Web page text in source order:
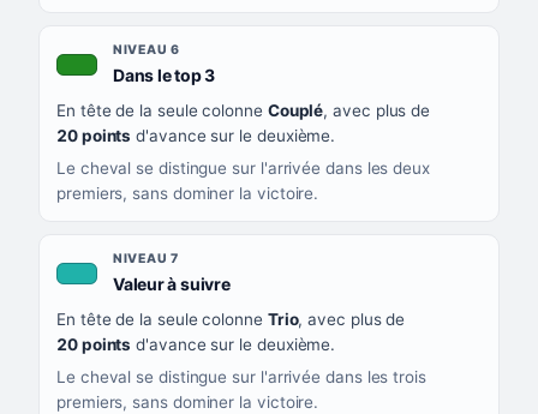
NIVEAU 6
Dans le top 3, couleur verte
En tête de la seule colonne Couplé, avec plus de
20 points d'avance sur le deuxième.
Le cheval se distingue sur l'arrivée dans les deux
premiers, sans dominer la victoire.
NIVEAU 7
Valeur à suivre, couleur turquoise
En tête de la seule colonne Trio, avec plus de
20 points d'avance sur le deuxième.
Le cheval se distingue sur l'arrivée dans les trois
premiers, sans dominer la victoire.